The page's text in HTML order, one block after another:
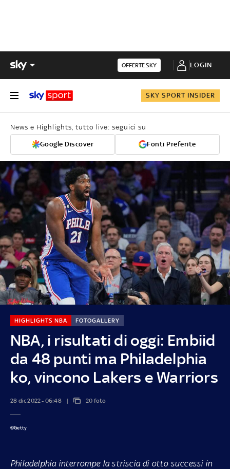
OFFERTE SKY LOGIN
SKY SPORT INSIDER
News e Highlights, tutto live: seguici su
Google Discover Fonti Preferite
NBA, i risultati di oggi: Embiid
da 48 punti ma Philadelphia
ko, vincono Lakers e Warriors
HIGHLIGHTS NBA FOTOGALLERY
28 dic 2022 - 06:48 20 foto
©Getty
Philadelphia interrompe la striscia di otto successi in